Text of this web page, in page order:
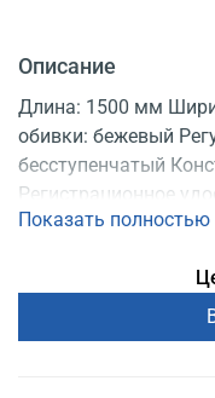
Описание
Длина: 1500 мм
обивки: бежевый
бесступенчатый
Регистрационное
Показать полностью